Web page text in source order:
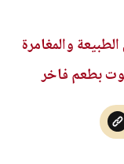
والمغامرة
بطعم فاخر